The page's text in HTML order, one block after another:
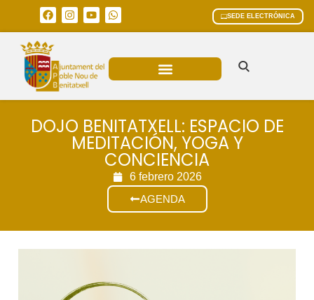
SEDE ELECTRÓNICA
DOJO BENITATXELL: ESPACIO DE
MEDITACIÓN, YOGA Y
CONCIENCIA
6 febrero 2026
AGENDA